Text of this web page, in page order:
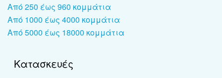
Από 250 έως 960 κομμάτια
Από 1000 έως 4000 κομμάτια
Από 5000 έως 18000 κομμάτια
Κατασκευές